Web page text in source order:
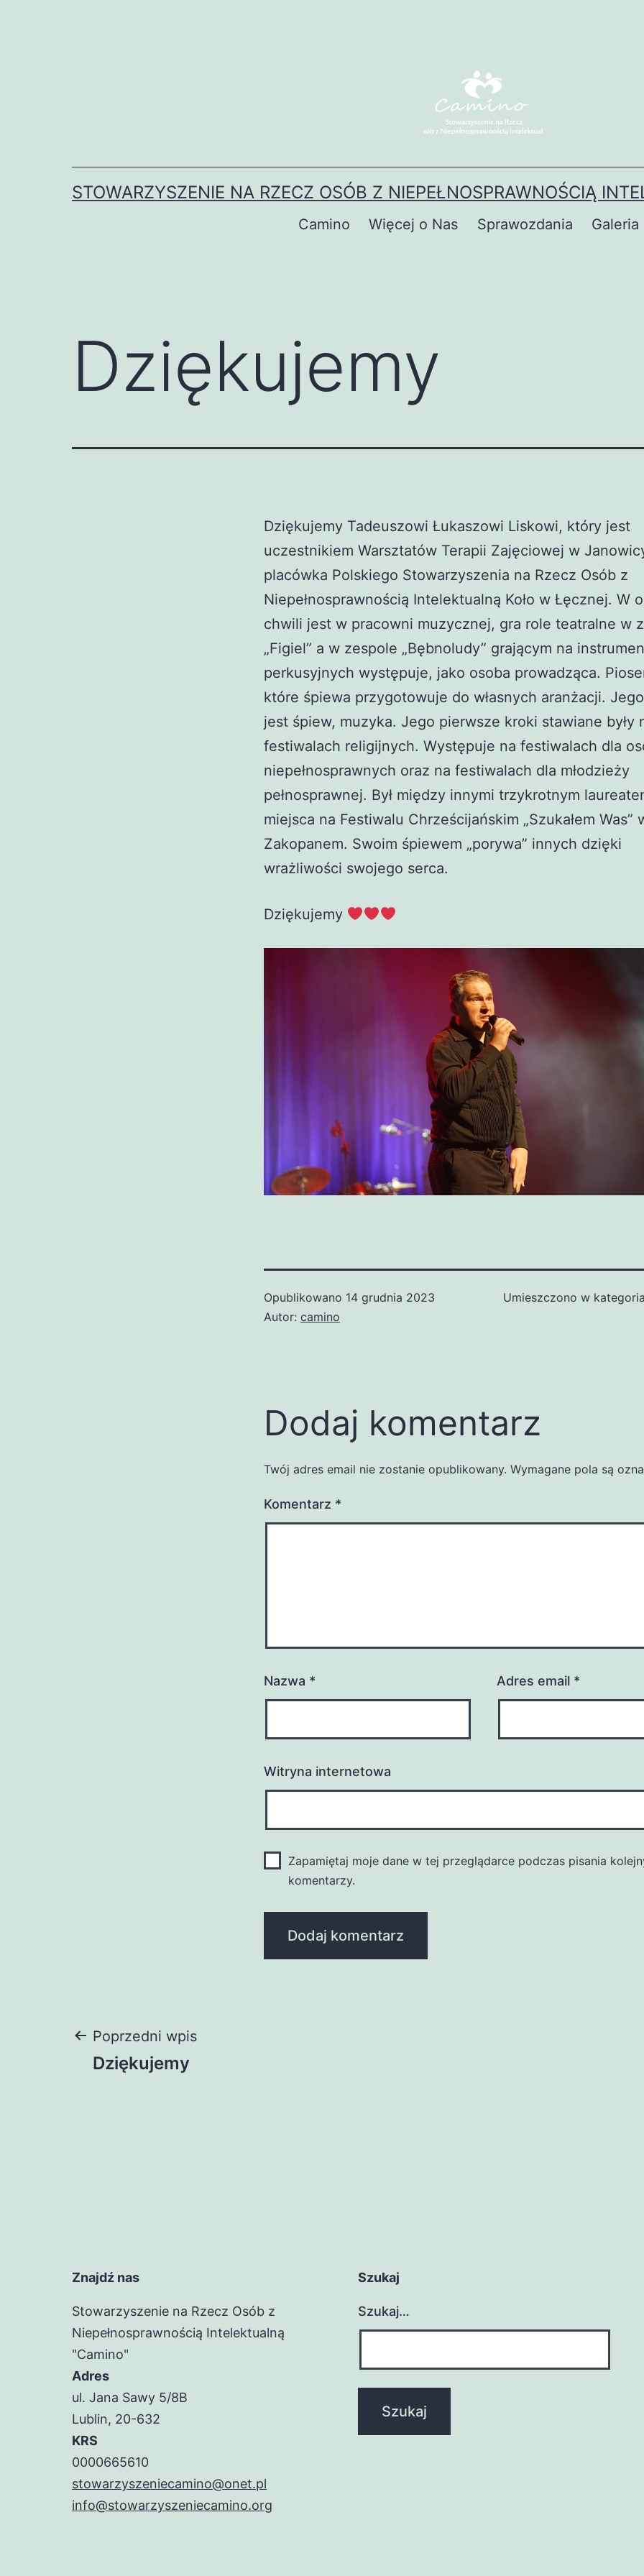
STOWARZYSZENIE NA RZECZ OSÓB Z NIEPEŁNOSPRAWNOŚCIĄ
Camino Więcej o Nas Sprawozdania Galeria
Dziękujemy
Dziękujemy Tadeuszowi Łukaszowi Liskowi, który jest
uczestnikiem Warsztatów Terapii Zajęciowej w
placówka Polskiego Stowarzyszenia na Rzecz Osób z
Niepełnosprawnością Intelektualną Koło w Łęcznej. W
chwili jest w pracowni muzycznej, gra role teatralne w
„Figiel” a w zespole „Bębnoludy” grającym na
perkusyjnych występuje, jako osoba prowadząca.
które śpiewa przygotowuje do własnych aranżacji.
jest śpiew, muzyka. Jego pierwsze kroki stawiane były
festiwalach religijnych. Występuje na festiwalach dla
niepełnosprawnych oraz na festiwalach dla młodzieży
pełnosprawnej. Był między innymi trzykrotnym
miejsca na Festiwalu Chrześcijańskim „Szukałem Was”
Zakopanem. Swoim śpiewem „porywa” innych dzięki
wrażliwości swojego serca.
Dziękujemy
Opublikowano 14 grudnia 2023
Autor: camino
Umieszczono w
Dodaj komentarz
Twój adres email nie zostanie opublikowany. Wymagane pola są
Komentarz *
Nazwa * Adres email *
Witryna internetowa
Zapamiętaj moje dane w tej przeglądarce podczas pisania
komentarzy.
Nawigacja
Poprzedni wpis
Dziękujemy
Znajdź nas
Stowarzyszenie na Rzecz Osób z
Niepełnosprawnością Intelektualną
"Camino"
Adres
ul. Jana Sawy 5/8B
Lublin, 20-632
KRS
0000665610
stowarzyszeniecamino@onet.pl
info@stowarzyszeniecamino.org
Szukaj
Szukaj…